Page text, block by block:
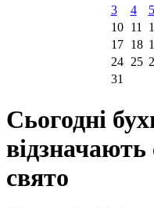
3
4 5
10
11
17
18
24
25
31
Сьогодні
відзначають
свято